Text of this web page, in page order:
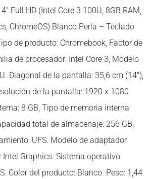
Full HD (Intel Core 3 100U, 8GB RAM,
ChromeOS) Blanco Perla – Teclado
de producto: Chromebook, Factor de
de procesador: Intel Core 3, Modelo
Diagonal de la pantalla: 35,6 cm (14″),
de la pantalla: 1920 x 1080
8 GB, Tipo de memoria interna:
total de almacenaje: 256 GB,
UFS. Modelo de adaptador
Graphics. Sistema operativo
Color del producto: Blanco. Peso: 1,44